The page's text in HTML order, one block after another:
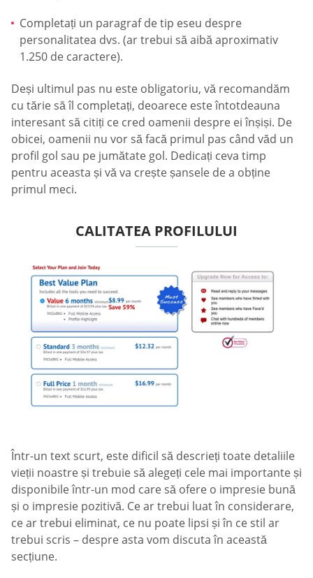
Completați un paragraf de tip eseu despre
personalitatea dvs. (ar trebui să aibă aproximativ
1.250 de caractere).
Deși ultimul pas nu este obligatoriu, vă recomandăm
cu tărie să îl completați, deoarece este întotdeauna
interesant să citiți ce cred oamenii despre ei înșiși. De
obicei, oamenii nu vor să facă primul pas când văd un
profil gol sau pe jumătate gol. Dedicați ceva timp
pentru aceasta și vă va crește șansele de a obține
primul meci.
CALITATEA PROFILULUI
Într-un text scurt, este dificil să descrieți toate detaliile
vieții noastre și trebuie să alegeți cele mai importante și
disponibile într-un mod care să ofere o impresie bună
și o impresie pozitivă. Ce ar trebui luat în considerare,
ce ar trebui eliminat, ce nu poate lipsi și în ce stil ar
trebui scris – despre asta vom discuta în această
secțiune.